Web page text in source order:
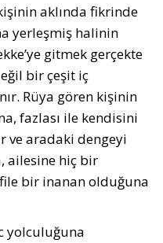
aklında fikrinde
yerleşmiş halinin
gitmek gerçekte
bir çeşit iç
Rüya gören kişinin
fazlası ile kendisini
ve aradaki dengeyi
ailesine hiç bir
bir inanan olduğuna
yolculuğuna